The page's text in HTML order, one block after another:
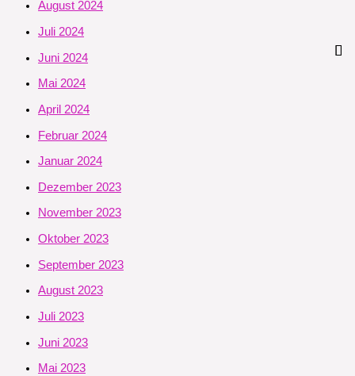
August 2024
Juli 2024
Juni 2024
Mai 2024
April 2024
Februar 2024
Januar 2024
Dezember 2023
November 2023
Oktober 2023
September 2023
August 2023
Juli 2023
Juni 2023
Mai 2023